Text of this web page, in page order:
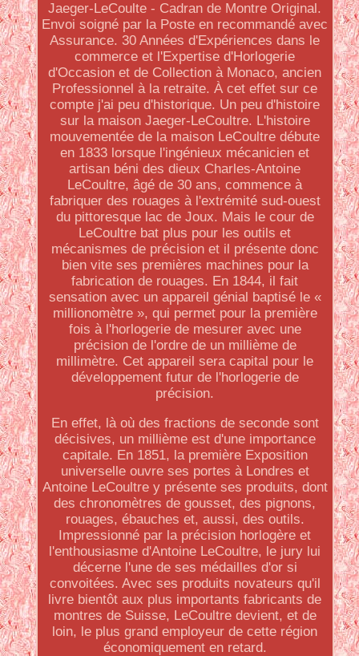
Jaeger-LeCoulte - Cadran de Montre Original.
Envoi soigné par la Poste en recommandé avec
Assurance. 30 Années d'Expériences dans le
commerce et l'Expertise d'Horlogerie
d'Occasion et de Collection à Monaco, ancien
Professionnel à la retraite. À cet effet sur ce
compte j'ai peu d'historique. Un peu d'histoire
sur la maison Jaeger-LeCoultre. L'histoire
mouvementée de la maison LeCoultre débute
en 1833 lorsque l'ingénieux mécanicien et
artisan béni des dieux Charles-Antoine
LeCoultre, âgé de 30 ans, commence à
fabriquer des rouages à l'extrémité sud-ouest
du pittoresque lac de Joux. Mais le cour de
LeCoultre bat plus pour les outils et
mécanismes de précision et il présente donc
bien vite ses premières machines pour la
fabrication de rouages. En 1844, il fait
sensation avec un appareil génial baptisé le «
millionomètre », qui permet pour la première
fois à l'horlogerie de mesurer avec une
précision de l'ordre de un millième de
millimètre. Cet appareil sera capital pour le
développement futur de l'horlogerie de
précision.
En effet, là où des fractions de seconde sont
décisives, un millième est d'une importance
capitale. En 1851, la première Exposition
universelle ouvre ses portes à Londres et
Antoine LeCoultre y présente ses produits, dont
des chronomètres de gousset, des pignons,
rouages, ébauches et, aussi, des outils.
Impressionné par la précision horlogère et
l'enthousiasme d'Antoine LeCoultre, le jury lui
décerne l'une de ses médailles d'or si
convoitées. Avec ses produits novateurs qu'il
livre bientôt aux plus importants fabricants de
montres de Suisse, LeCoultre devient, et de
loin, le plus grand employeur de cette région
économiquement en retard.